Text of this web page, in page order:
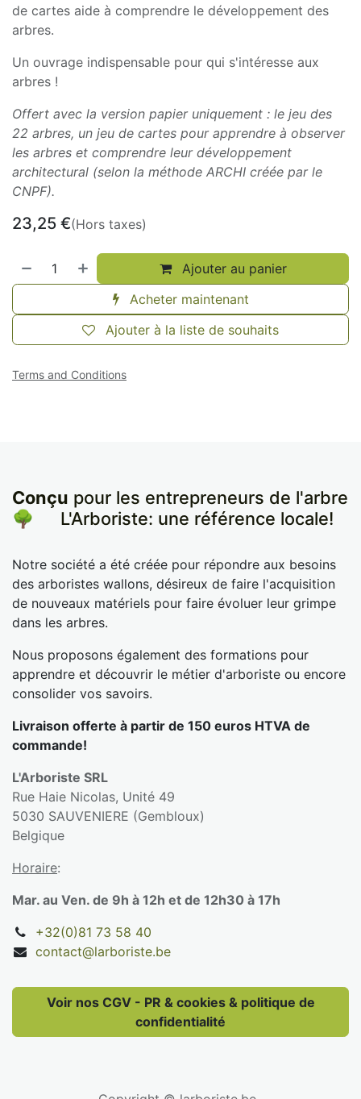
de cartes aide à comprendre le développement des
arbres.
Un ouvrage indispensable pour qui s'intéresse aux
arbres !
Offert avec la version papier uniquement : le jeu des
22 arbres, un jeu de cartes pour apprendre à observer
les arbres et comprendre leur développement
architectural (selon la méthode ARCHI créée par le
CNPF).
23,25 €(Hors taxes)
Ajouter au panier
Acheter maintenant
Ajouter à la liste de souhaits
Terms and Conditions
Conçu pour les entrepreneurs de l'arbre
🌳
​L'Arboriste: une référence locale!
Notre société a été créée pour répondre aux besoins
des arboristes wallons, désireux de faire l'acquisition
de nouveaux matériels pour faire évoluer leur grimpe
dans les arbres.
Nous proposons également des formations pour
apprendre et découvrir le métier d'arboriste ou encore
consolider vos savoirs.
Livraison offerte à partir de 150 euros HTVA de
commande!
L'Arboriste SRL
Rue Haie Nicolas, Unité 49
5030 SAUVENIERE (Gembloux)
Belgique
Horaire:
Mar. au Ven. de 9h à 12h et de 12h30 à 17h
+32(0)81 73 58 40
contact@larboriste.be
Voir nos CGV - PR & cookies & politique de
confidentialité